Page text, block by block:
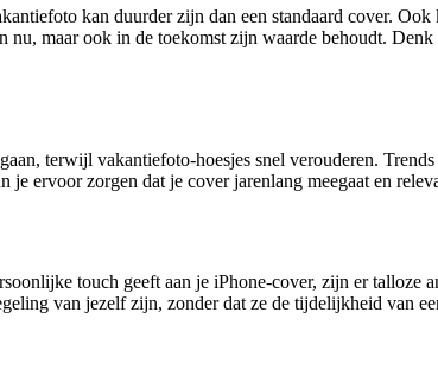
kan duurder zijn dan een standaard cover.
maar ook in de toekomst zijn waarde behoudt.
terwijl vakantiefoto-hoesjes snel verouderen.
ervoor zorgen dat je cover jarenlang meegaat en
touch geeft aan je iPhone-cover, zijn er
van jezelf zijn, zonder dat ze de tijdelijkheid van